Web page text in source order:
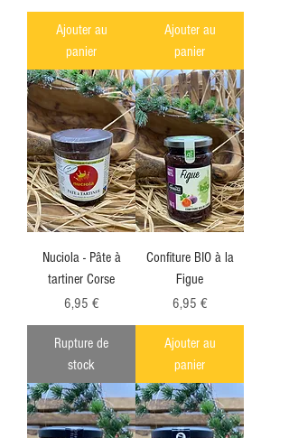
Ajouter au
panier
Ajouter au
panier
Nuciola - Pâte à
tartiner Corse
Prix
6,95 €
Rupture de
stock
Confiture BIO à la
Figue
Prix
6,95 €
Ajouter au
panier